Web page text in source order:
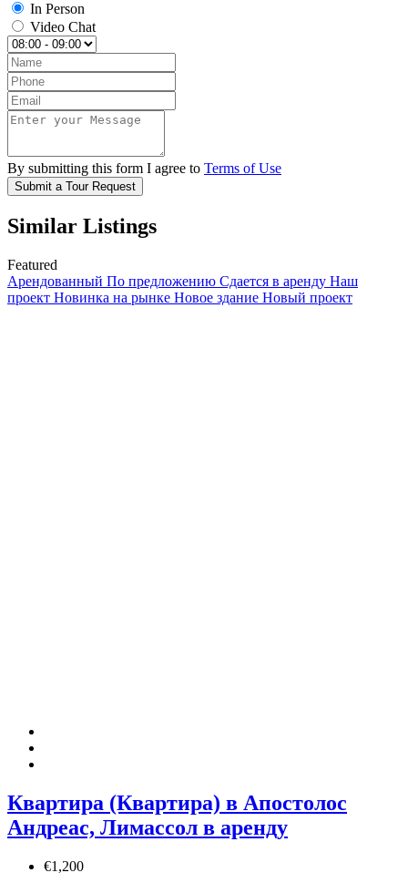
In Person
Video Chat
By submitting this form I agree to Terms of Use
Submit a Tour Request
Similar Listings
Featured
Арендованный По предложению Сдается в аренду Наш
проект Новинка на рынке Новое здание Новый проект
Квартира (Квартира) в Апостолос
Андреас, Лимассол в аренду
€1,200